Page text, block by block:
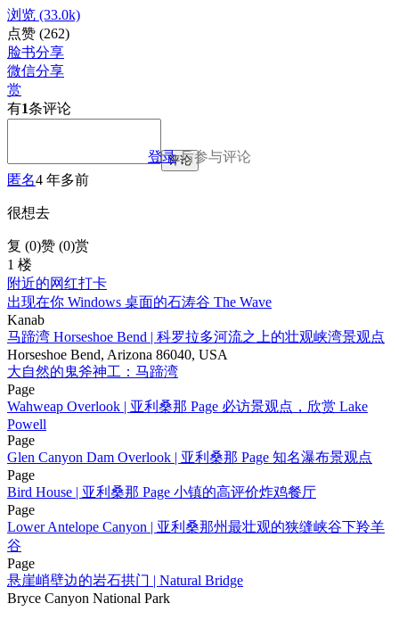
浏览 (33.0k)
点赞 (262)
脸书分享
微信分享
赏
有1条评论
登录后参与评论
评论
匿名4 年多前
很想去
复 (0)赞 (0)赏
1 楼
附近的网红打卡
出现在你 Windows 桌面的石涛谷 The Wave
Kanab
马蹄湾 Horseshoe Bend | 科罗拉多河流之上的壮观峡湾景观点
Horseshoe Bend, Arizona 86040, USA
大自然的鬼斧神工：马蹄湾
Page
Wahweap Overlook | 亚利桑那 Page 必访景观点，欣赏 Lake
Powell
Page
Glen Canyon Dam Overlook | 亚利桑那 Page 知名瀑布景观点
Page
Bird House | 亚利桑那 Page 小镇的高评价炸鸡餐厅
Page
Lower Antelope Canyon | 亚利桑那州最壮观的狭缝峡谷下羚羊
谷
Page
悬崖峭壁边的岩石拱门 | Natural Bridge
Bryce Canyon National Park